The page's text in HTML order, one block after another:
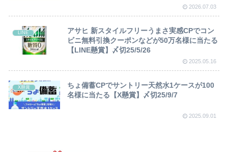
2026.07.03
LINE
アサヒ 新スタイルフリーうまさ実感CPでコン
ビニ無料引換クーポンなどが50万名様に当たる
【LINE懸賞】〆切25/5/26
2025.05.16
X懸賞
ちょ備蓄CPでサントリー天然水1ケースが100
名様に当たる【X懸賞】〆切25/9/7
2025.09.01